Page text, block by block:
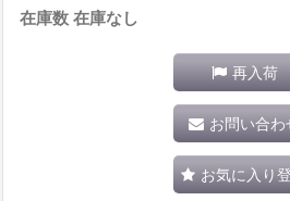
在庫数 在庫なし
再入荷
お問い合わ
お気に入り